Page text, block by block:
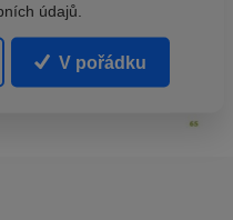
údajů.
V pořádku